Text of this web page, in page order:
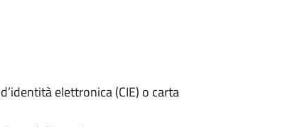
elettronica (CIE) o carta